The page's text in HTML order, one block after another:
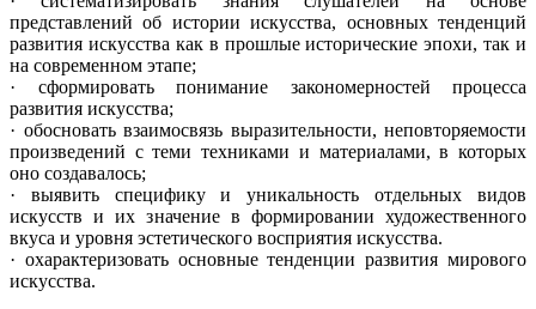
представлений об истории искусства, основных тенденций
развития искусства как в прошлые исторические эпохи, так и
на современном этапе;
· сформировать понимание закономерностей процесса
развития искусства;
· обосновать взаимосвязь выразительности, неповторяемости
произведений с теми техниками и материалами, в которых
оно создавалось;
· выявить специфику и уникальность отдельных видов
искусств и их значение в формировании художественного
вкуса и уровня эстетического восприятия искусства.
· охарактеризовать основные тенденции развития мирового
искусства.